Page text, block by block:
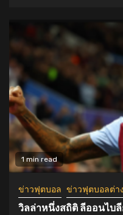
1 min read
ข่าวฟุตบอล ข่าวฟุตบอลต่า
วิลล่าหนึ่งสถิติ ลีออนไบ